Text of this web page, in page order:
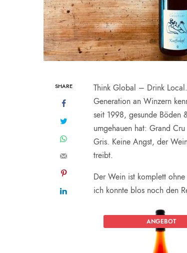
SHARE
Think Global – Drink
Generation an Winzern
seit 1998, gesunde Böden
umgehauen hat: Grand
Gris. Keine Angst, der
treibt.
Der Wein ist komplett
ich konnte blos noch den
ANGEBOT